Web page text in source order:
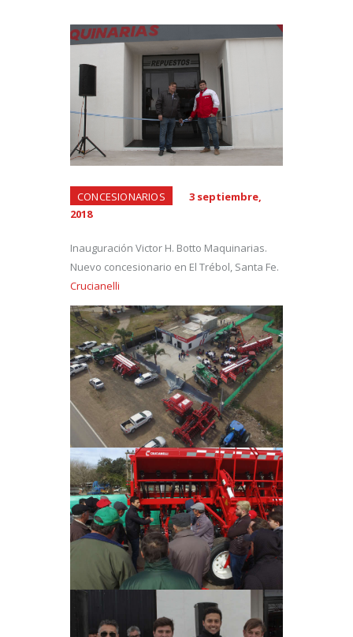
CONCESIONARIOS
3 septiembre,
2018
Inauguración Victor H. Botto Maquinarias.
Nuevo concesionario en El Trébol, Santa Fe.
Crucianelli